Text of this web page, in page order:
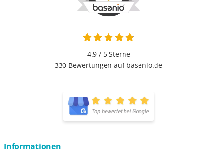
4.9 von 5
4.9 / 5Sterne
330 Bewertungen auf basenio.de
öffnet in neuem Fenster
Informationen